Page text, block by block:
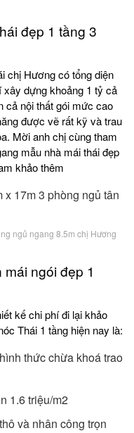
đẹp 1 tầng 3
chị Hương có tổng diện
dựng khoảng 1 tỷ cả
cả nội thất gói mức cao
được vẽ rất kỹ và trau
Mời anh chị cùng tham
mẫu nhà mái thái đẹp
khảo thêm
ngủ ngang 8.5m chị Hương
ngói đẹp 1
kế chi phí đi lại khảo
Thái 1 tầng hiện nay là:
thức chừa khoá trao
1.6 triệu/m2
và nhân công trọn